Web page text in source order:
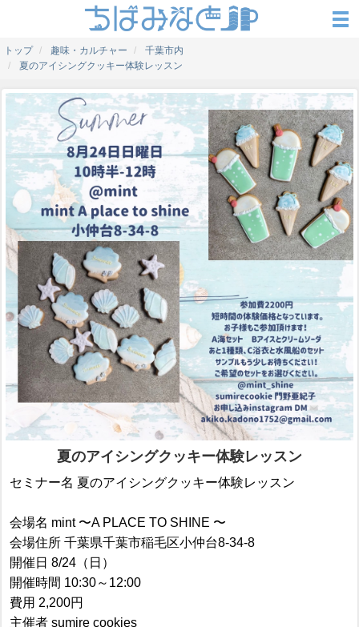
トップ 趣味・カルチャー
千葉市内
夏のアイシングクッキー体験レッスン
夏のアイシングクッキー体験レッスン
セミナー名 夏のアイシングクッキー体験レッスン
会場名 mint 〜A PLACE TO SHINE 〜
会場住所 千葉県千葉市稲毛区小仲台8-34-8
開催日 8/24（日）
開催時間 10:30～12:00
費用 2,200円
主催者 sumire cookies